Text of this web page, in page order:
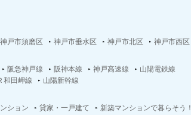
神戸市須磨区 神戸市垂水区 神戸市北区
神戸市西区
阪急神戸線 阪神本線 神戸高速線
山陽電鉄線
和田岬線
山陽新幹線
ション 貸家・一戸建て 新築マンションで暮らそう！